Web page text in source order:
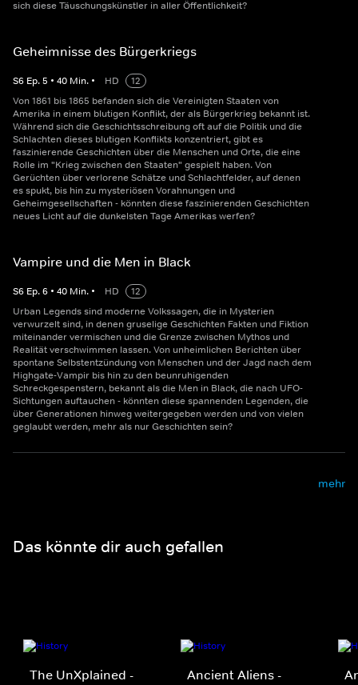
sich diese Täuschungskünstler in aller Öffentlichkeit?
Geheimnisse des Bürgerkriegs
S6 Ep.5 • 40 Min. • HD
12
Von 1861 bis 1865 befanden sich die Vereinigten Staaten von
Amerika in einem blutigen Konflikt, der als Bürgerkrieg bekannt ist.
Während sich die Geschichtsschreibung oft auf die Politik und die
Schlachten dieses blutigen Konflikts konzentriert, gibt es
faszinierende Geschichten über die Menschen und Orte, die eine
Rolle im "Krieg zwischen den Staaten" gespielt haben. Von
Gerüchten über verlorene Schätze und Schlachtfelder, auf denen
es spukt, bis hin zu mysteriösen Vorahnungen und
Geheimgesellschaften - könnten diese faszinierenden Geschichten
neues Licht auf die dunkelsten Tage Amerikas werfen?
Vampire und die Men in Black
S6 Ep.6 • 40 Min. • HD
12
Urban Legends sind moderne Volkssagen, die in Mysterien
verwurzelt sind, in denen gruselige Geschichten Fakten und Fiktion
miteinander vermischen und die Grenze zwischen Mythos und
Realität verschwimmen lassen. Von unheimlichen Berichten über
spontane Selbstentzündung von Menschen und der Jagd nach dem
Highgate-Vampir bis hin zu den beunruhigenden
Schreckgespenstern, bekannt als die Men in Black, die nach UFO-
Sichtungen auftauchen - könnten diese spannenden Legenden, die
über Generationen hinweg weitergegeben werden und von vielen
geglaubt werden, mehr als nur Geschichten sein?
mehr
Das könnte dir auch gefallen
The UnXplained -
Ancient Aliens -